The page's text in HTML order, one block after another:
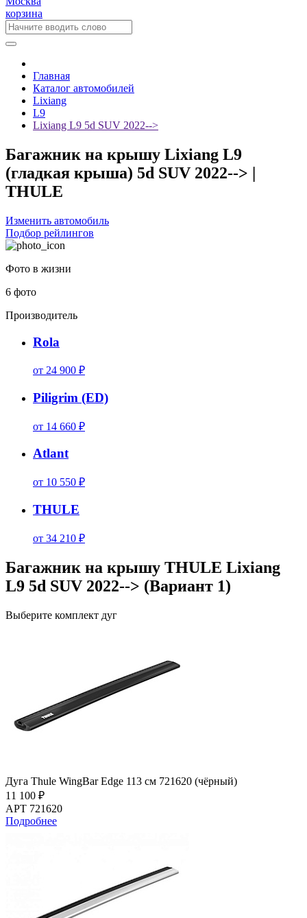
корзина
Главная
Каталог автомобилей
Lixiang
L9
Lixiang L9 5d SUV 2022-->
Багажник на крышу Lixiang L9
(гладкая крыша) 5d SUV 2022--> |
THULE
Изменить автомобиль
Подбор рейлингов
Фото в жизни
6 фото
Производитель
Rola
от 24 900 ₽
Piligrim (ED)
от 14 660 ₽
Atlant
от 10 550 ₽
THULE
от 34 210 ₽
Багажник на крышу THULE Lixiang
L9 5d SUV 2022--> (Вариант 1)
Выберите комплект дуг
Дуга Thule WingBar Edge 113 см 721620 (чёрный)
11 100 ₽
АРТ 721620
Подробнее